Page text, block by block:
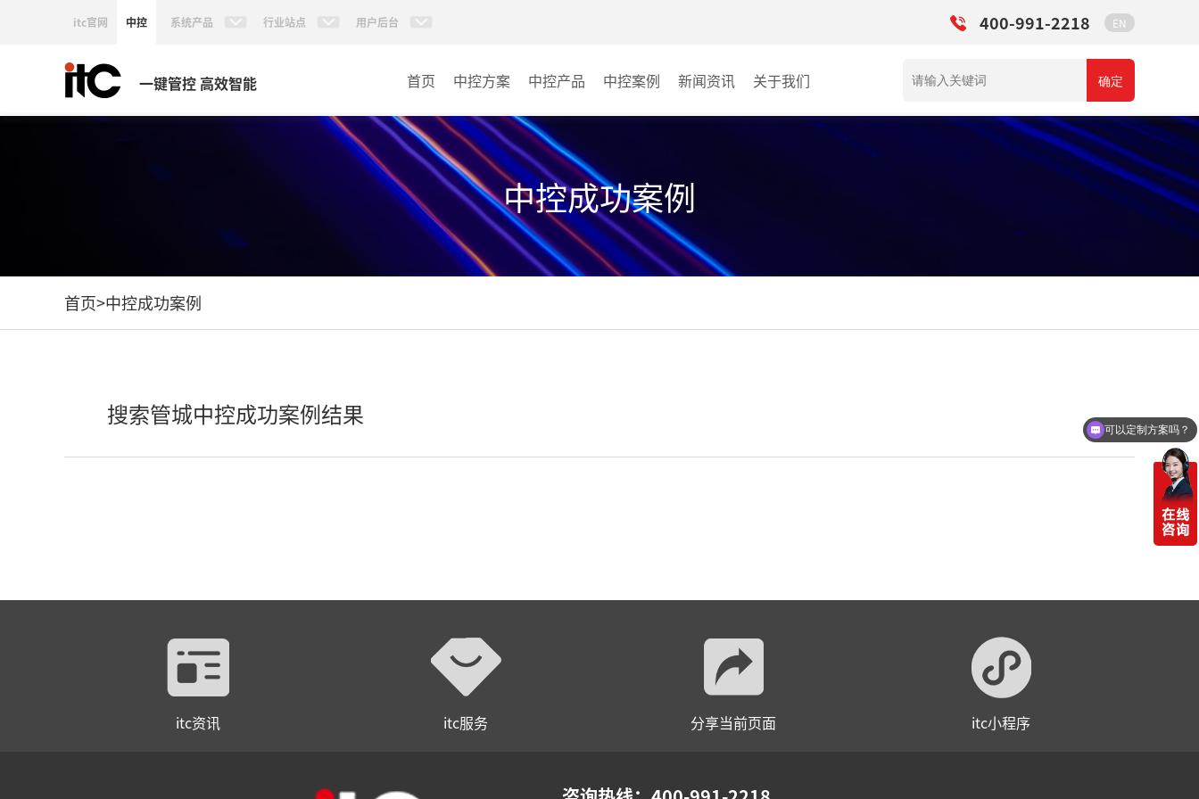
itc官网 中控 系统产品 行业站点 用户后台 400-991-2218 EN
一键管控 高效智能 首页 中控方案 中控产品
MINICC云会控
AI智慧物联中控系统
AI智慧云控教室系统
中控案例
云控教室
其它
新闻资讯 关于我们 确定
中控成功案例
首页>中控成功案例
搜索管城中控成功案例结果
itc资讯 itc服务 分享当前页面 itc小程序
可以定制方案吗？